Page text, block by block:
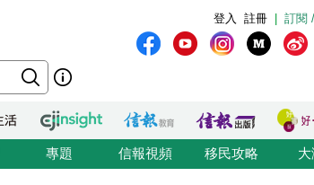
訂閱
註冊
登入
專題 信報視頻 移民攻略